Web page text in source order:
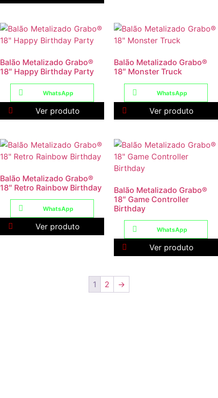
Balão Metalizado Grabo®
18″ Happy Birthday Party
WhatsApp
Ver produto
Balão Metalizado Grabo®
18″ Monster Truck
WhatsApp
Ver produto
Balão Metalizado Grabo®
18″ Retro Rainbow Birthday
WhatsApp
Ver produto
Balão Metalizado Grabo®
18″ Game Controller
Birthday
WhatsApp
Ver produto
1 2 →